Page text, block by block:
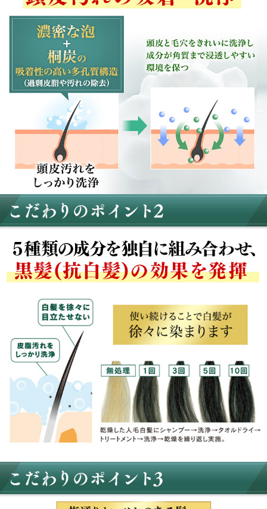
使用後は必ずしっかり蓋をしめてください。
乳幼児の手の届かないところに保管してください。
極端に高温または低温の場所、直射日光のあたる場所に保
管しないでください。